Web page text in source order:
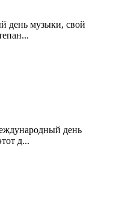
день музыки, свой
день
д...